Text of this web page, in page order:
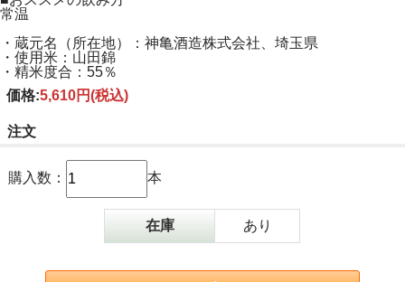
常温
・蔵元名（所在地）：神亀酒造株式会社、埼玉県
・使用米：山田錦
・精米度合：55％
価格:5,610円(税込)
注文
購入数： 本
在庫 あり